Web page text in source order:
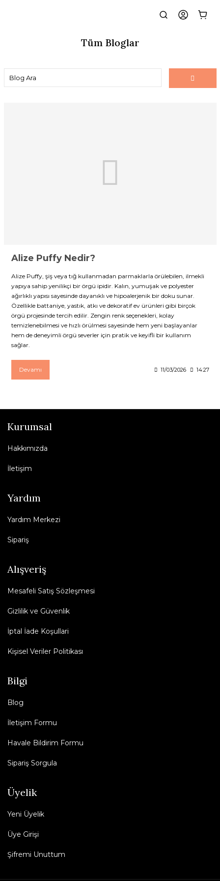
Tüm Bloglar
Alize Puffy Nedir?
Alize Puffy, şiş veya tığ kullanmadan parmaklarla örülebilen, ilmekli
yapıya sahip yenilikçi bir örgü ipidir. Kalın, yumuşak ve polyester
ağırlıklı yapısı sayesinde dayanıklı ve hipoalerjenik bir doku sunar.
Özellikle battaniye, yastık, atkı ve dekoratif ev ürünleri gibi birçok
örgü projesinde tercih edilir. Zengin renk seçenekleri, kolay
temizlenebilmesi ve hızlı örülmesi sayesinde hem yeni başlayanlar
hem de deneyimli örgü severler için pratik ve keyifli bir kullanım
sağlar.
Devamı 11/03/2026 14:27
Kurumsal
Hakkımızda
İletişim
Yardım
Yardım Merkezi
Sipariş
Alışveriş
Mesafeli Satış Sözleşmesi
Gizlilik ve Güvenlik
İptal İade Koşullari
Kişisel Veriler Politikası
Bilgi
Blog
İletişim Formu
Havale Bildirim Formu
Sipariş Sorgula
Üyelik
Yeni Üyelik
Üye Girişi
Şifremi Unuttum